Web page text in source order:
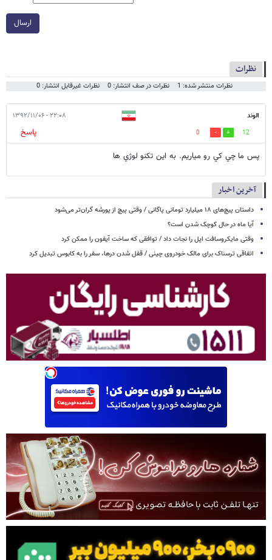
ارسال
نظرات
نظرات منتشر شده: 1 نظرات در صف انتشار: 0 نظرات غیرقابل انتشار: 0
الوند ۲۲:۰۸ - ۱۳۹۲/۱۱/۰۶
12
0
پاسخ
پس ما چي كي رو مياريم. به اين تكنو لوژي ها
آخرین اخبار
داستان پیچ‌های ۱۸ میلیارد تومانی پاگانی / وقتی پیچ از پورشه گران‌تر می‌شود
آیا ماه در حال کوچک شدن است؟
وقتی مایکروسافت اپل را نجات داد / توافقی که ساخت آیفون را ممکن کرد
اتفاقی ترسناک برای مالک خودروی چینی / قفل شدن درها، سفر را به کابوس تبدیل کرد